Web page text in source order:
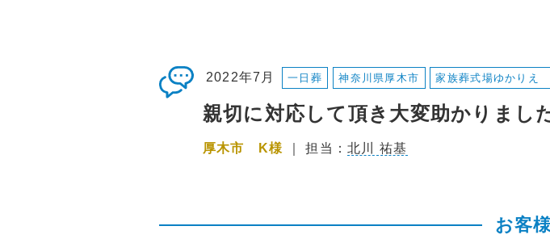
2022年7月 一日葬 神奈川県厚木市 家族葬式場ゆかりえ
親切に対応して頂き大変助かりまし
厚木市 K様 ｜ 担当：北川 祐基
お客